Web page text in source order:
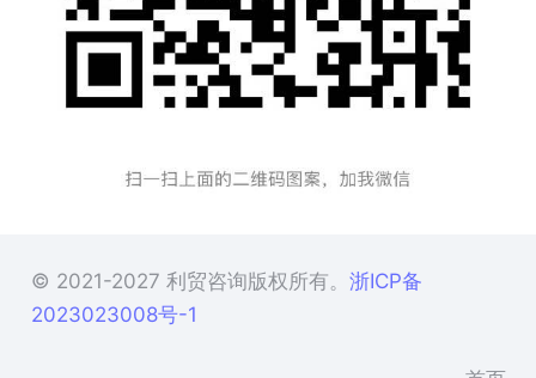
© 2021-2027 利贸咨询版权所有。 浙ICP备
2023023008号-1